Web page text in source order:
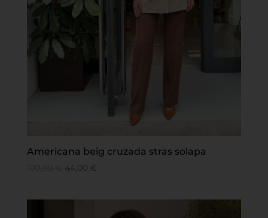
Americana beig cruzada stras solapa
44,00 €